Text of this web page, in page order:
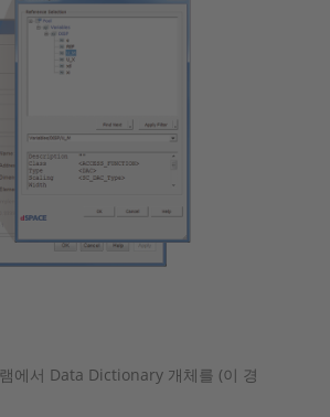
에서 Data Dictionary 개체를 (이 경